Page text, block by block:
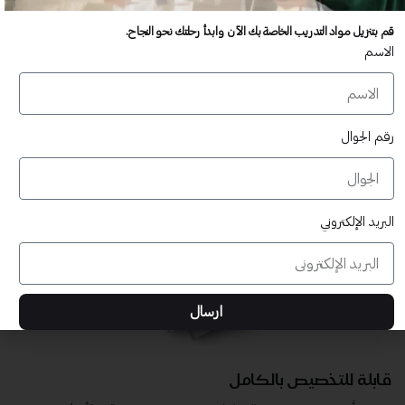
عدد غير محدود من المستخدمين
تدريب أكبر عدد تريده من المشاركين في موقعك - ​​إلى الأبد!
لا توجد رسوم تجديد سنوية
تدريب أكبر عدد تريده من المشاركين في موقعك - ​​إلى الأبد!
قابلة للتخصيص بالكامل
قم بتنزيل مواد التدريب الخاصة بك الآن وابدأ رحلتك نحو النجاح.
الاسم
رقم الجوال
البريد الإلكتروني
ارسال